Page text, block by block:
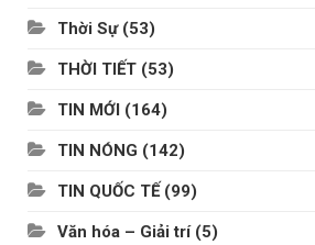
Thời Sự(53)
THỜI TIẾT (53)
TIN MỚI (164)
TIN NÓNG (142)
TIN QUỐC TẾ (99)
Văn hóa – Giải trí(5)